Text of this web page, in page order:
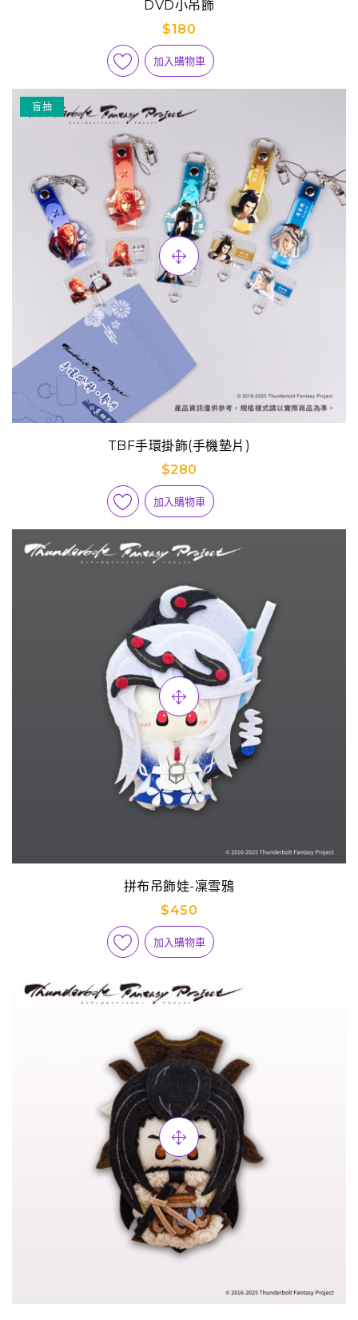
DVD小吊飾
$180
加入購物車
盲抽
TBF手環掛飾(手機墊片)
$280
加入購物車
拼布吊飾娃-凜雪鴉
$450
加入購物車